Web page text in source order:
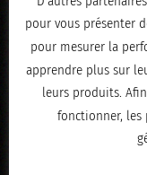
pour vous présenter
pour mesurer la
apprendre plus sur
leurs produits.
fonctionner, les